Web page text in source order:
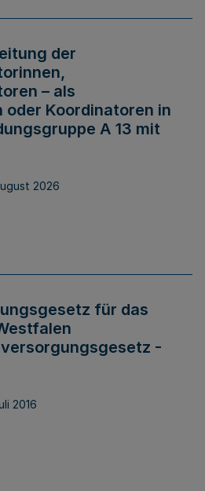
der
– als
oder Koordinatoren in
A 13 mit
2026
für das
-
2016